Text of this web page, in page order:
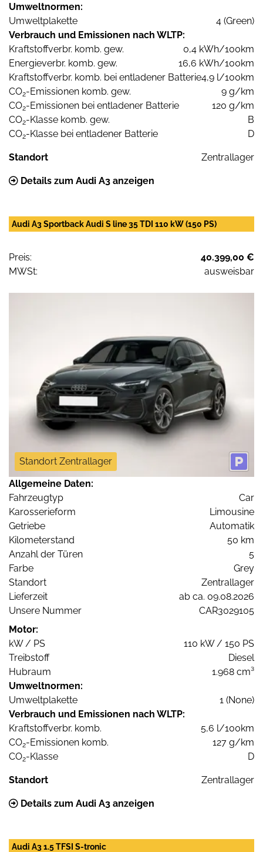
Umweltnormen:
Umweltplakette
4 (Green)
Verbrauch und Emissionen nach WLTP:
Kraftstoffverbr. komb. gew.
0,4 kWh/100km
Energieverbr. komb. gew.
16,6 kWh/100km
Kraftstoffverbr. komb. bei entladener Batterie4,9 l/100km
CO2-Emissionen komb. gew.
9 g/km
CO2-Emissionen bei entladener Batterie
120 g/km
CO2-Klasse komb. gew.
B
CO2-Klasse bei entladener Batterie D
Standort Zentrallager
Details zum Audi A3 anzeigen
Audi A3 Sportback Audi S line 35 TDI 110 kW (150 PS)
Preis:
40.399,00 €
MWSt:
ausweisbar
Standort Zentrallager
Allgemeine Daten:
Fahrzeugtyp
Car
Karosserieform
Limousine
Getriebe
Automatik
Kilometerstand
50 km
Anzahl der Türen
5
Farbe
Grey
Standort
Zentrallager
Lieferzeit
ab ca. 09.08.2026
Unsere Nummer
CAR3029105
Motor:
kW / PS
110 kW / 150 PS
Treibstoff
Diesel
Hubraum
1.968 cm³
Umweltnormen:
Umweltplakette
1 (None)
Verbrauch und Emissionen nach WLTP:
Kraftstoffverbr. komb.
5,6 l/100km
CO2-Emissionen komb.
127 g/km
CO2-Klasse D
Standort Zentrallager
Details zum Audi A3 anzeigen
Audi A3 1.5 TFSI S-tronic